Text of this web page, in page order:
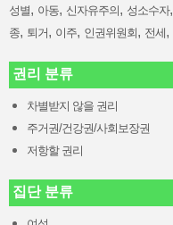
성별, 아동, 신자유주의, 성소수자,
종, 퇴거, 이주, 인권위원회, 전세,
권리 분류
차별받지 않을 권리
주거권/건강권/사회보장권
저항할 권리
집단 분류